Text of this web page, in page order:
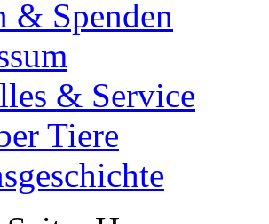
& Spenden
& Service
Tiere